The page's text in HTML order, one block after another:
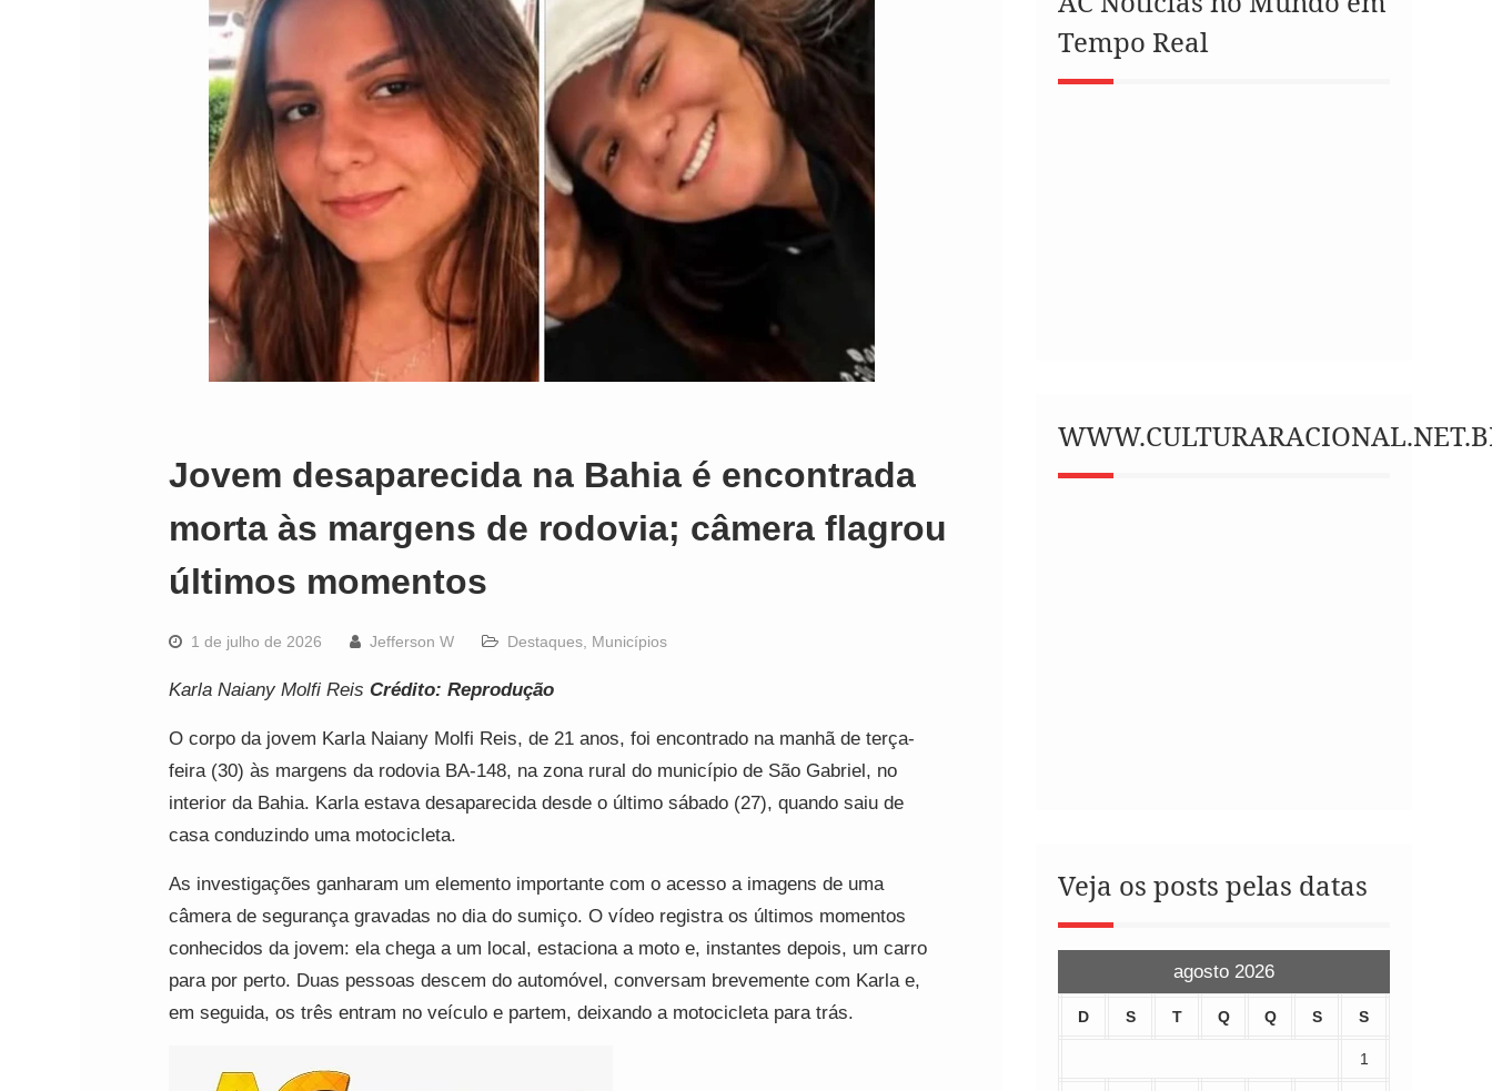
Jovem desaparecida na Bahia é encontrada
morta às margens de rodovia; câmera flagrou
últimos momentos
1 de julho de 2026 Jefferson W Destaques Municípios
Karla Naiany Molfi Reis Crédito: Reprodução
O corpo da jovem Karla Naiany Molfi Reis, de 21 anos, foi encontrado na manhã de terça-
feira (30) às margens da rodovia BA-148, na zona rural do município de São Gabriel, no
interior da Bahia. Karla estava desaparecida desde o último sábado (27), quando saiu de
casa conduzindo uma motocicleta.
As investigações ganharam um elemento importante com o acesso a imagens de uma
câmera de segurança gravadas no dia do sumiço. O vídeo registra os últimos momentos
conhecidos da jovem: ela chega a um local, estaciona a moto e, instantes depois, um carro
para por perto. Duas pessoas descem do automóvel, conversam brevemente com Karla e,
em seguida, os três entram no veículo e partem, deixando a motocicleta para trás.
Tempo Real
Veja os posts pelas datas
agosto 2026
D S T Q Q S S
1